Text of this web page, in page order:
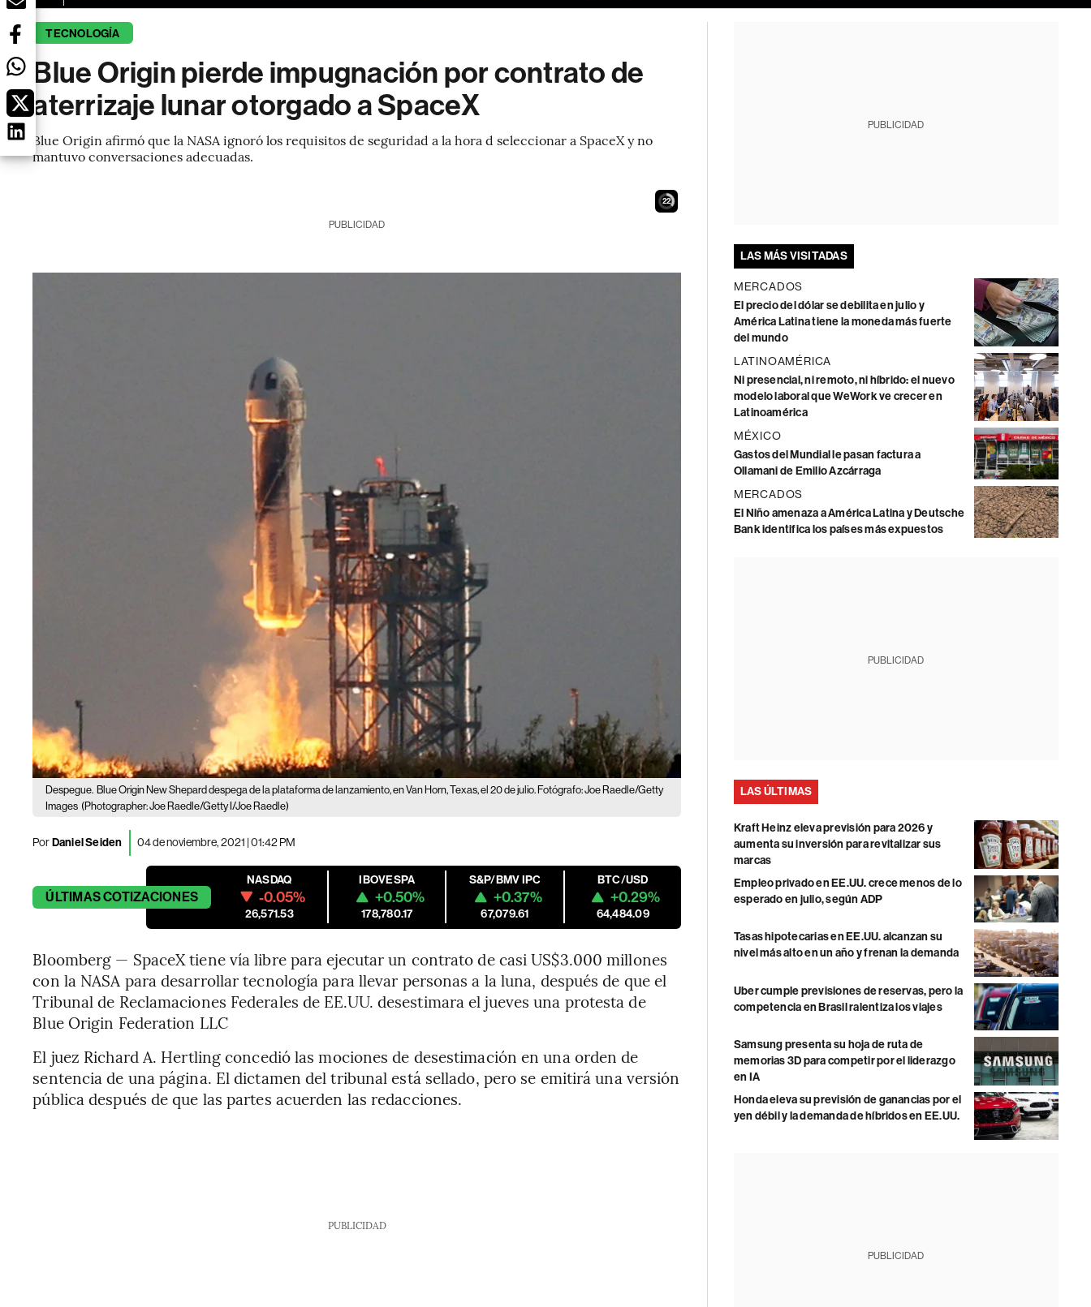
TECNOLOGÍA
Blue Origin pierde impugnación por contrato de
aterrizaje lunar otorgado a SpaceX
Blue Origin afirmó que la NASA ignoró los requisitos de seguridad a la hora d seleccionar a SpaceX y no
mantuvo conversaciones adecuadas.
21
PUBLICIDAD
Despegue. Blue Origin New Shepard despega de la plataforma de lanzamiento, en Van Horn, Texas, el 20 de julio. Fotógrafo: Joe Raedle/Getty
Images (Photographer: Joe Raedle/Getty I/Joe Raedle)
PorDaniel Seiden 04 de noviembre, 2021 | 01:42 PM
ÚLTIMASCOTIZACIONES
NASDAQ
-0.05%
26,571.53
IBOVESPA
+0.50%
178,780.17
S&P/BMV IPC
+0.37%
67,079.61
BTC/USD
+0.29%
64,484.09
Bloomberg — SpaceX tiene vía libre para ejecutar un contrato de casi US$3.000 millones
con la NASA para desarrollar tecnología para llevar personas a la luna, después de que el
Tribunal de Reclamaciones Federales de EE.UU. desestimara el jueves una protesta de
Blue Origin Federation LLC
El juez Richard A. Hertling concedió las mociones de desestimación en una orden de
sentencia de una página. El dictamen del tribunal está sellado, pero se emitirá una versión
pública después de que las partes acuerden las redacciones.
PUBLICIDAD
PUBLICIDAD
LAS MÁS VISITADAS
MERCADOS
El precio del dólar se debilita en julio y
América Latina tiene la moneda más fuerte
del mundo
LATINOAMÉRICA
Ni presencial, ni remoto, ni híbrido: el nuevo
modelo laboral que WeWork ve crecer en
Latinoamérica
MÉXICO
Gastos del Mundial le pasan factura a
Ollamani de Emilio Azcárraga
MERCADOS
El Niño amenaza a América Latina y Deutsche
Bank identifica los países más expuestos
PUBLICIDAD
LAS ÚLTIMAS
Kraft Heinz eleva previsión para 2026 y
aumenta su inversión para revitalizar sus
marcas
Empleo privado en EE.UU. crece menos de lo
esperado en julio, según ADP
Tasas hipotecarias en EE.UU. alcanzan su
nivel más alto en un año y frenan la demanda
Uber cumple previsiones de reservas, pero la
competencia en Brasil ralentiza los viajes
Samsung presenta su hoja de ruta de
memorias 3D para competir por el liderazgo
en IA
Honda eleva su previsión de ganancias por el
yen débil y la demanda de híbridos en EE.UU.
PUBLICIDAD